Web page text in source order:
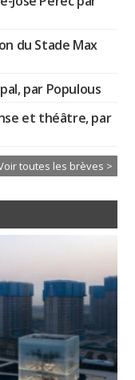
du Stade Max
par Populous
et théâtre, par
toutes les brèves >